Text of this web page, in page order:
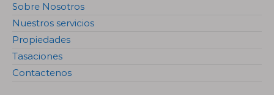
Sobre Nosotros
Nuestros servicios
Propiedades
Tasaciones
Contactenos